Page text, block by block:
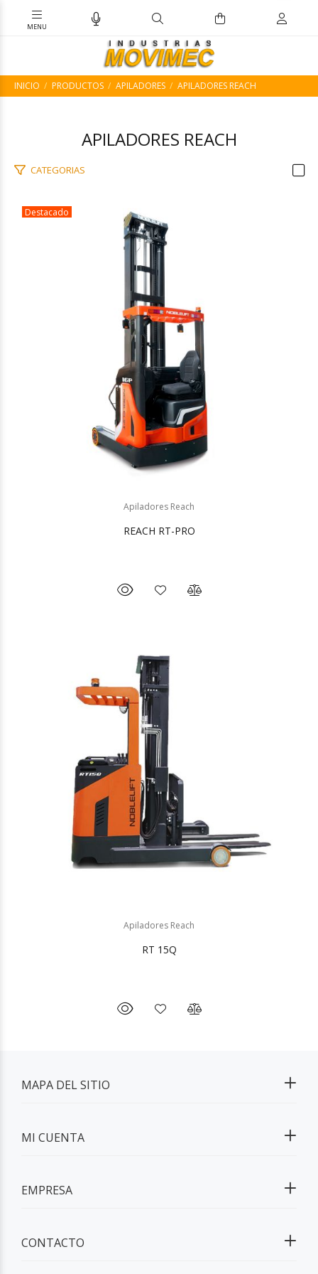
INICIO PRODUCTOS APILADORES APILADORES REACH
APILADORES REACH
CATEGORIAS
Destacado
Apiladores Reach
REACH RT-PRO
Apiladores Reach
RT 15Q
MAPA DEL SITIO
MI CUENTA
EMPRESA
CONTACTO